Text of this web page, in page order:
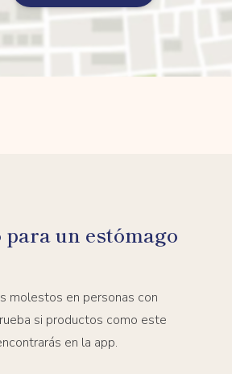
un estómago
molestos en personas con
si productos como este
en la app.